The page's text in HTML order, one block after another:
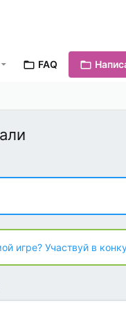
FAQ
игре? Участвуй в